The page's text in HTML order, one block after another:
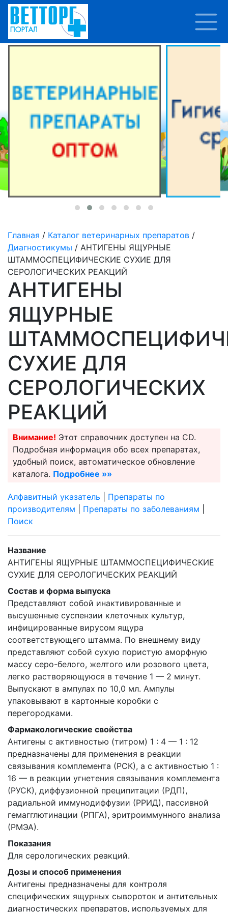
Главная / Каталог ветеринарных препаратов /
Диагностикумы / АНТИГЕНЫ ЯЩУРНЫЕ
ШТАММОСПЕЦИФИЧЕСКИЕ СУХИЕ ДЛЯ
СЕРОЛОГИЧЕСКИХ РЕАКЦИЙ
АНТИГЕНЫ
ЯЩУРНЫЕ
СУХИЕ ДЛЯ
СЕРОЛОГИЧЕСКИХ
РЕАКЦИЙ
Внимание! Этот справочник доступен на CD.
Подробная информация обо всех препаратах,
удобный поиск, автоматическое обновление
каталога. Подробнее »»
Алфавитный указатель
Препараты по
производителям
Препараты по заболеваниям
Поиск
Название
АНТИГЕНЫ ЯЩУРНЫЕ ШТАММОСПЕЦИФИЧЕСКИЕ
СУХИЕ ДЛЯ СЕРОЛОГИЧЕСКИХ РЕАКЦИЙ
Состав и форма выпуска
Представляют собой инактивированные и
высушенные суспензии клеточных культур,
инфицированные вирусом ящура
соответствующего штамма. По внешнему виду
представляют собой сухую пористую аморфную
массу серо-белого, желтого или розового цвета,
легко растворяющуюся в течение 1 — 2 минут.
Выпускают в ампулах по 10,0 мл. Ампулы
упаковывают в картонные коробки с
перегородками.
Фармакологические свойства
Антигены с активностью (титром) 1 : 4 — 1 : 12
предназначены для применения в реакции
связывания комплемента (РСК), а с активностью 1 :
16 — в реакции угнетения связывания комплемента
(РУСК), диффузионной преципитации (РДП),
радиальной иммунодиффузии (РРИД), пассивной
гемагглютинации (РПГА), эритроиммунного анализа
(РМЭА).
Показания
Для серологических реакций.
Дозы и способ применения
Антигены предназначены для контроля
специфических ящурных сывороток и антительных
диагностических препаратов, используемых для